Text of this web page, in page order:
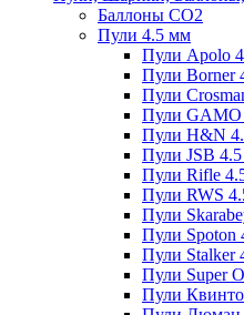
Баллоны CO2
Пули 4.5 мм
Пули Apolo
Пули Borner
Пули
Пули
Пули H&N
Пули JSB
Пули Rifle
Пули RWS
Пули
Пули Spoton
Пули Stalker
Пули Super
Пули